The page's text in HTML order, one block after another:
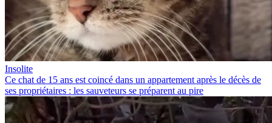
Insolite
Ce chat de 15 ans est coincé dans un appartement après le décès de
ses propriétaires : les sauveteurs se préparent au pire